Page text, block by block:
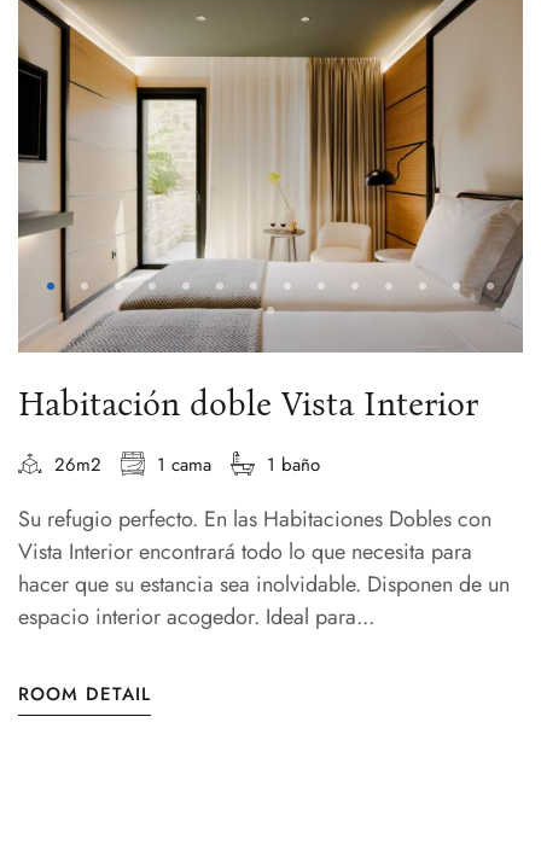
Habitación doble Vista Interior
26m2 1 cama 1 baño
Su refugio perfecto. En las Habitaciones Dobles con
Vista Interior encontrará todo lo que necesita para
hacer que su estancia sea inolvidable. Disponen de un
espacio interior acogedor. Ideal para...
ROOM DETAIL